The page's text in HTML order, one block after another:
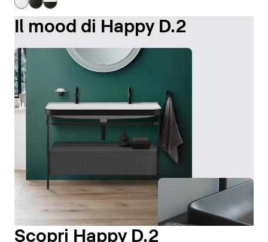
Il mood di Happy D.2
Scopri Happy D.2